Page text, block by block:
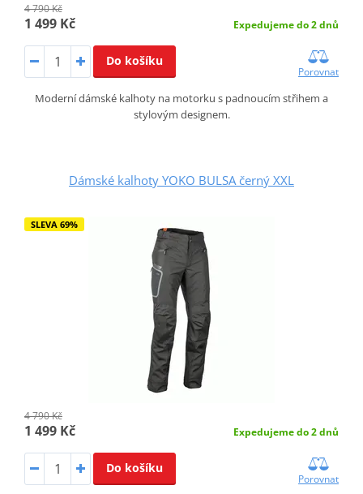
4 790 Kč
1 499 Kč Expedujeme do 2 dnů
Do košíku
Porovnat
Moderní dámské kalhoty na motorku s padnoucím střihem a
stylovým designem.
Dámské kalhoty YOKO BULSA černý XXL
SLEVA 69%
4 790 Kč
1 499 Kč Expedujeme do 2 dnů
Do košíku
Porovnat